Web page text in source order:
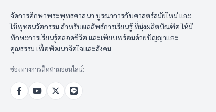
จัดการศึกษาพระพุทธศาสนา บูรณาการกับศาสตร์สมัยใหม่ และ
ใช้พุทธนวัตกรรม สำหรับผลลัพธ์การเรียนรู้ ที่มุ่งผลิตบัณฑิต ให้มี
ทักษะการเรียนรู้ตลอดชีวิต และเพียบพร้อมด้วยปัญญาและ
คุณธรรม เพื่อพัฒนาจิตใจและสังคม
ช่องทางการติดตามออนไลน์: